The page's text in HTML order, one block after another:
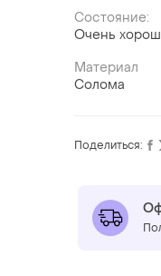
Состояние:
Очень
Материал
Солома
Поделиться: